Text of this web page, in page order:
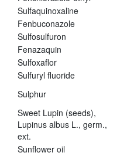
Sulfaquinoxaline
Fenbuconazole
Sulfosulfuron
Fenazaquin
Sulfoxaflor
Sulfuryl fluoride
Sulphur
Sweet Lupin (seeds),
Lupinus albus L., germ.,
ext.
Sunflower oil